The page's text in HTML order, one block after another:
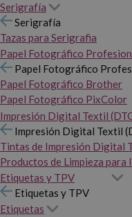
Serigrafía
Serigrafía
Tazas para Serigrafia
Papel Fotográfico
Papel Fotográfico
Papel Fotográfico Brother
Papel Fotográfico PixColor
Impresión Digital Textil
Impresión Digital Textil
Tintas de Impresión Digital
Productos de Limpieza
Etiquetas y TPV
Etiquetas y TPV
Etiquetas